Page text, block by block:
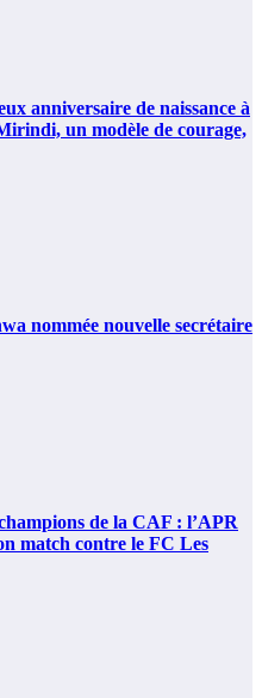
anniversaire de naissance à
un modèle de courage,
nommée nouvelle secrétaire
de la CAF : l’APR
match contre le FC Les